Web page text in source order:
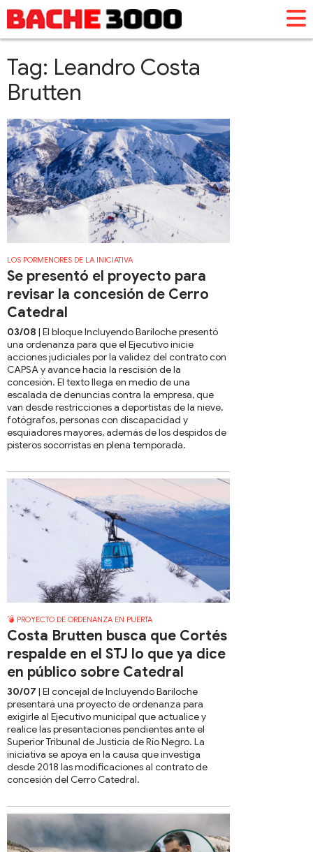
Tag: Leandro Costa
Brutten
LOS PORMENORES DE LA INICIATIVA
Se presentó el proyecto para
revisar la concesión de Cerro
Catedral
03/08 | El bloque Incluyendo Bariloche presentó
una ordenanza para que el Ejecutivo inicie
acciones judiciales por la validez del contrato con
CAPSA y avance hacia la rescisión de la
concesión. El texto llega en medio de una
escalada de denuncias contra la empresa, que
van desde restricciones a deportistas de la nieve,
fotógrafos, personas con discapacidad y
esquiadores mayores, además de los despidos de
pisteros socorristas en plena temporada.
💣 PROYECTO DE ORDENANZA EN PUERTA
Costa Brutten busca que Cortés
respalde en el STJ lo que ya dice
en público sobre Catedral
30/07 | El concejal de Incluyendo Bariloche
presentará una proyecto de ordenanza para
exigirle al Ejecutivo municipal que actualice y
realice las presentaciones pendientes ante el
Superior Tribunal de Justicia de Río Negro. La
iniciativa se apoya en la causa que investiga
desde 2018 las modificaciones al contrato de
concesión del Cerro Catedral.